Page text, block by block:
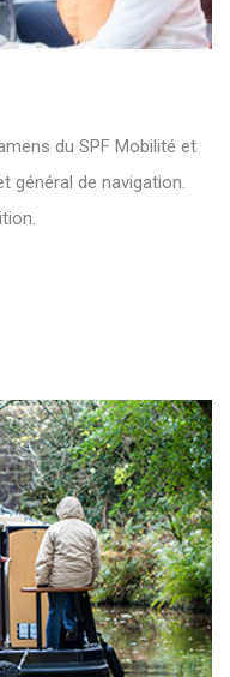
du SPF Mobilité et
général de navigation.